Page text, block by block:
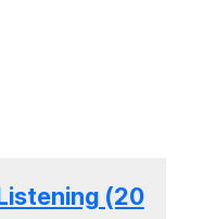
Listening (20